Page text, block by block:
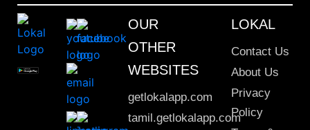
OUR
OTHER
WEBSITES
getlokalapp.com
tamil.getlokalapp.com
LOKAL
Contact Us
About Us
Privacy
Policy